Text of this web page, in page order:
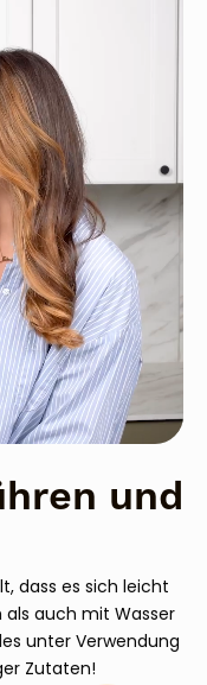
und
dass es sich leicht
auch mit Wasser
unter Verwendung
Zutaten!